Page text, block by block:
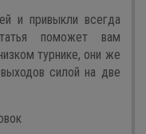
и привыкли всегда
поможет вам
турнике, они же
силой на две